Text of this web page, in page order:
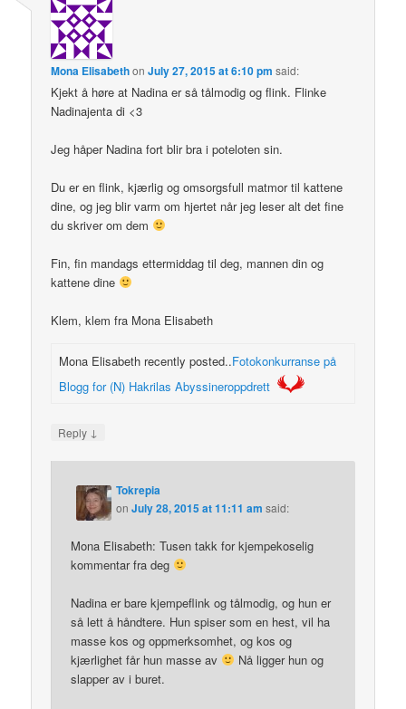
Mona ElisabethonJuly 27, 2015 at 6:10 pm said:
Kjekt å høre at Nadina er så tålmodig og flink. Flinke
Nadinajenta di <3
Jeg håper Nadina fort blir bra i poteloten sin.
Du er en flink, kjærlig og omsorgsfull matmor til kattene
dine, og jeg blir varm om hjertet når jeg leser alt det fine
du skriver om dem
Fin, fin mandags ettermiddag til deg, mannen din og
kattene dine
Klem, klem fra Mona Elisabeth
Mona Elisabeth recently posted..Fotokonkurranse på
Blogg for (N) Hakrilas Abyssineroppdrett
Reply ↓
Tokrepia
onJuly 28, 2015 at 11:11 am said:
Mona Elisabeth: Tusen takk for kjempekoselig
kommentar fra deg
Nadina er bare kjempeflink og tålmodig, og hun er
så lett å håndtere. Hun spiser som en hest, vil ha
masse kos og oppmerksomhet, og kos og
kjærlighet får hun masse av
Nå ligger hun og
slapper av i buret.